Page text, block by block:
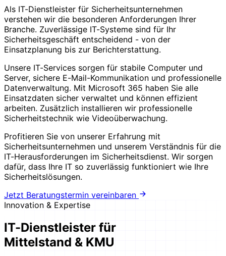
Als IT-Dienstleister für Sicherheitsunternehmen
verstehen wir die besonderen Anforderungen Ihrer
Branche. Zuverlässige IT-Systeme sind für Ihr
Sicherheitsgeschäft entscheidend - von der
Einsatzplanung bis zur Berichterstattung.
Unsere IT-Services sorgen für stabile Computer und
Server, sichere E-Mail-Kommunikation und professionelle
Datenverwaltung. Mit Microsoft 365 haben Sie alle
Einsatzdaten sicher verwaltet und können effizient
arbeiten. Zusätzlich installieren wir professionelle
Sicherheitstechnik wie Videoüberwachung.
Profitieren Sie von unserer Erfahrung mit
Sicherheitsunternehmen und unserem Verständnis für die
IT-Herausforderungen im Sicherheitsdienst. Wir sorgen
dafür, dass Ihre IT so zuverlässig funktioniert wie Ihre
Sicherheitslösungen.
Jetzt Beratungstermin vereinbaren
Innovation & Expertise
IT-Dienstleister für
Mittelstand & KMU